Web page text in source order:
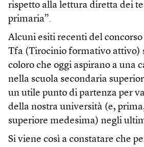
rispetto alla lettura diretta dei
primaria”.
Alcuni esiti recenti del
Tfa (Tirocinio formativo attivo)
coloro che oggi aspirano a una
nella scuola secondaria
un utile punto di partenza per
della nostra università (e,
superiore medesima) negli
Si viene così a constatare che